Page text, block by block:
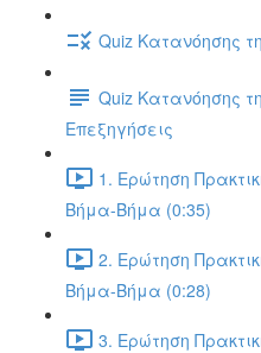
Quiz Κατανόησης
Quiz Κατανόησης
Επεξηγήσεις
1. Ερώτηση
Βήμα-Βήμα (0:35)
2. Ερώτηση
Βήμα-Βήμα (0:28)
3. Ερώτηση